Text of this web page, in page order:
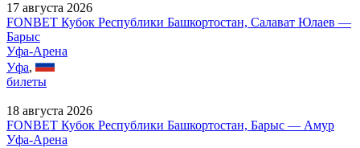
17 августа 2026
FONBET Кубок Республики Башкортостан, Салават Юлаев —
Барыс
Уфа-Арена
Уфа,
билеты
18 августа 2026
FONBET Кубок Республики Башкортостан, Барыс — Амур
Уфа-Арена